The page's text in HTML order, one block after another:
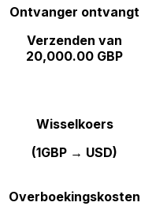
Ontvanger ontvangt
Verzenden van
20,000.00 GBP
Wisselkoers
(1GBP → USD)
Overboekingskosten